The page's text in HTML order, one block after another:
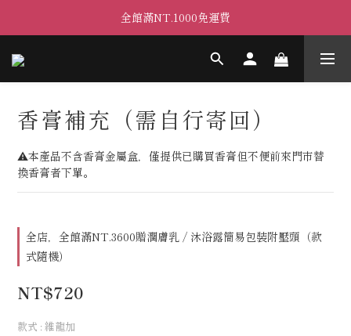
全館滿NT.1000免運費
香膏補充（需自行寄回）
⚠︎本產品不含香膏金屬盒，僅提供已購買香膏但不便前來門市替
換香膏者下單。
全店，全館滿NT.3600贈潤膚乳 / 沐浴露簡易包裝附壓頭（款
式隨機）
NT$720
款式 : 維龍加